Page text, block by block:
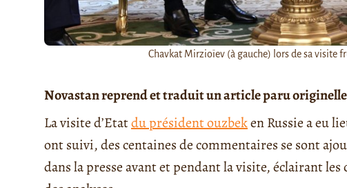
Chavkat Mirzioïev (à gauche) lors de sa visite
Novastan reprend et traduit un article paru
La visite d’Etatdu président ouzbeken Russie a eu
ont suivi, des centaines de commentaires se sont
dans la presse avant et pendant la visite, éclairant